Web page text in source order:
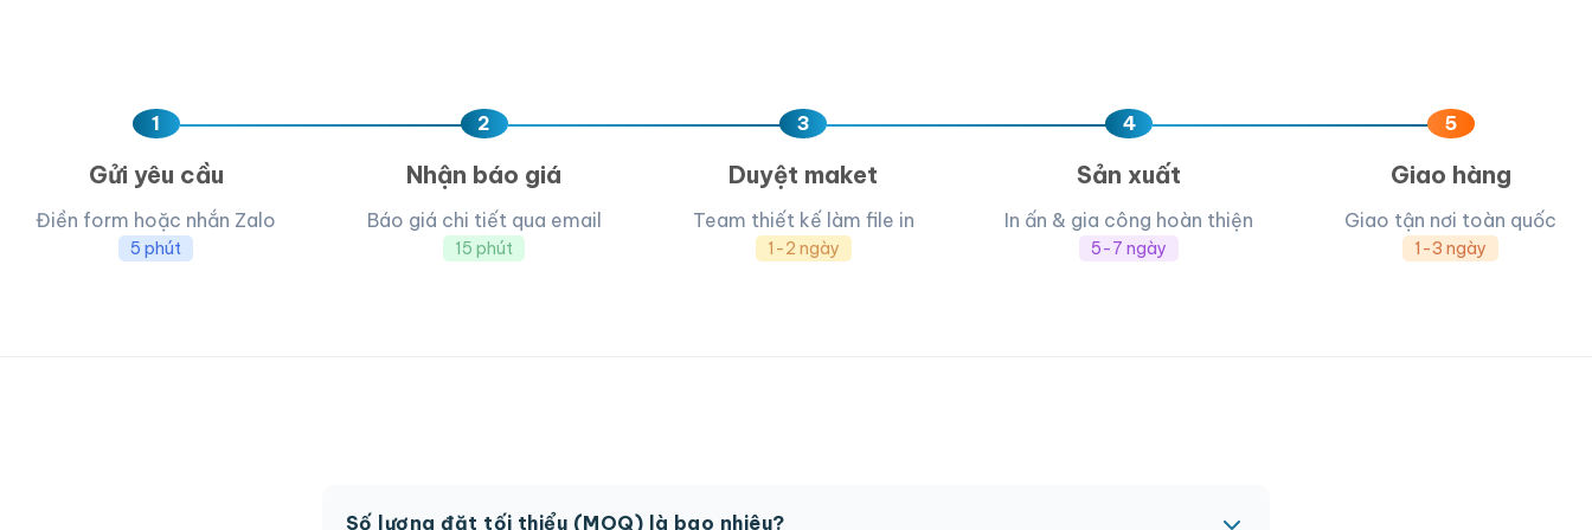
1
Gửi yêu cầu
Điền form hoặc nhắn Zalo
5 phút
2
Nhận báo giá
Báo giá chi tiết qua email
15 phút
3
Duyệt maket
Team thiết kế làm file in
1-2 ngày
4
Sản xuất
In ấn & gia công hoàn thiện
5-7 ngày
5
Giao hàng
Giao tận nơi toàn quốc
1-3 ngày
Số lượng đặt tối thiểu (MOQ) là bao nhiêu?